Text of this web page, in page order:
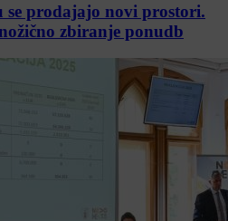
se prodajajo novi prostori.
zbiranje ponudb